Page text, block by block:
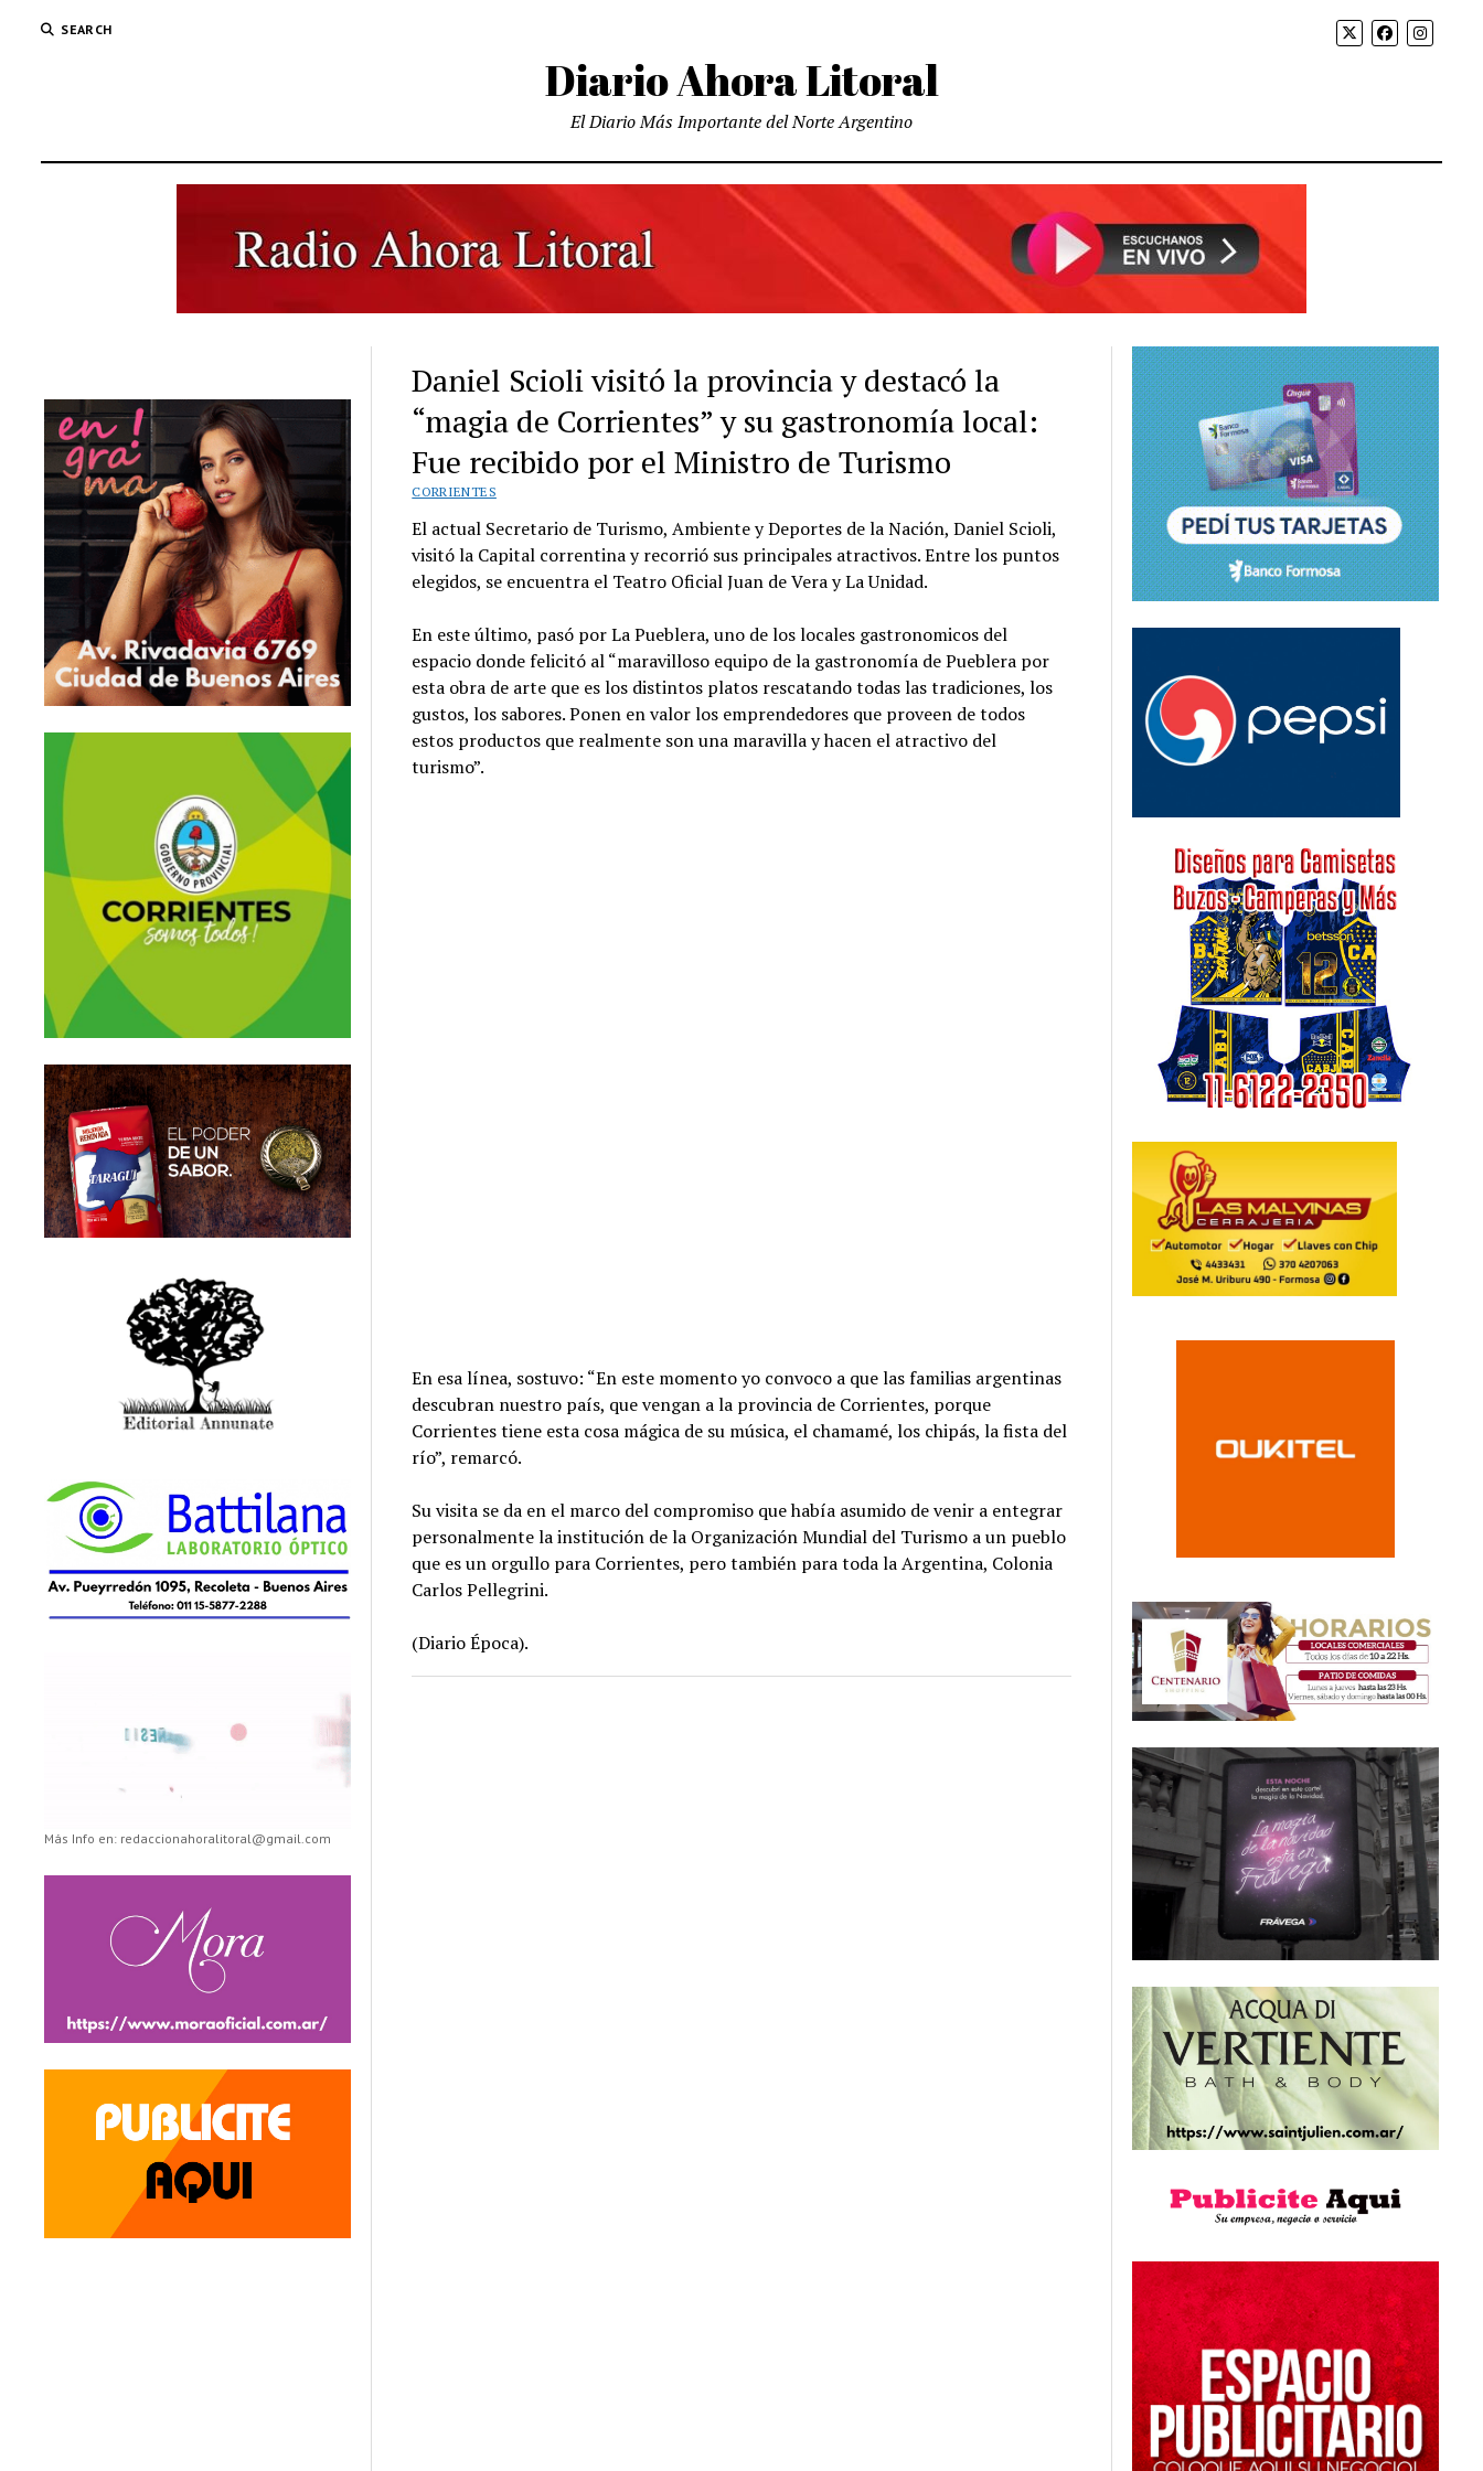
SEARCH
Diario Ahora Litoral
El Diario Más Importante del Norte Argentino
Más Info en: redaccionahoralitoral@gmail.com
Daniel Scioli visitó la provincia y destacó la
“magia de Corrientes” y su gastronomía local:
Fue recibido por el Ministro de Turismo
CORRIENTES
El actual Secretario de Turismo, Ambiente y Deportes de la Nación, Daniel Scioli,
visitó la Capital correntina y recorrió sus principales atractivos. Entre los puntos
elegidos, se encuentra el Teatro Oficial Juan de Vera y La Unidad.
En este último, pasó por La Pueblera, uno de los locales gastronomicos del
espacio donde felicitó al “maravilloso equipo de la gastronomía de Pueblera por
esta obra de arte que es los distintos platos rescatando todas las tradiciones, los
gustos, los sabores. Ponen en valor los emprendedores que proveen de todos
estos productos que realmente son una maravilla y hacen el atractivo del
turismo”.
En esa línea, sostuvo: “En este momento yo convoco a que las familias argentinas
descubran nuestro país, que vengan a la provincia de Corrientes, porque
Corrientes tiene esta cosa mágica de su música, el chamamé, los chipás, la fista del
río”, remarcó.
Su visita se da en el marco del compromiso que había asumido de venir a entegrar
personalmente la institución de la Organización Mundial del Turismo a un pueblo
que es un orgullo para Corrientes, pero también para toda la Argentina, Colonia
Carlos Pellegrini.
(Diario Época).